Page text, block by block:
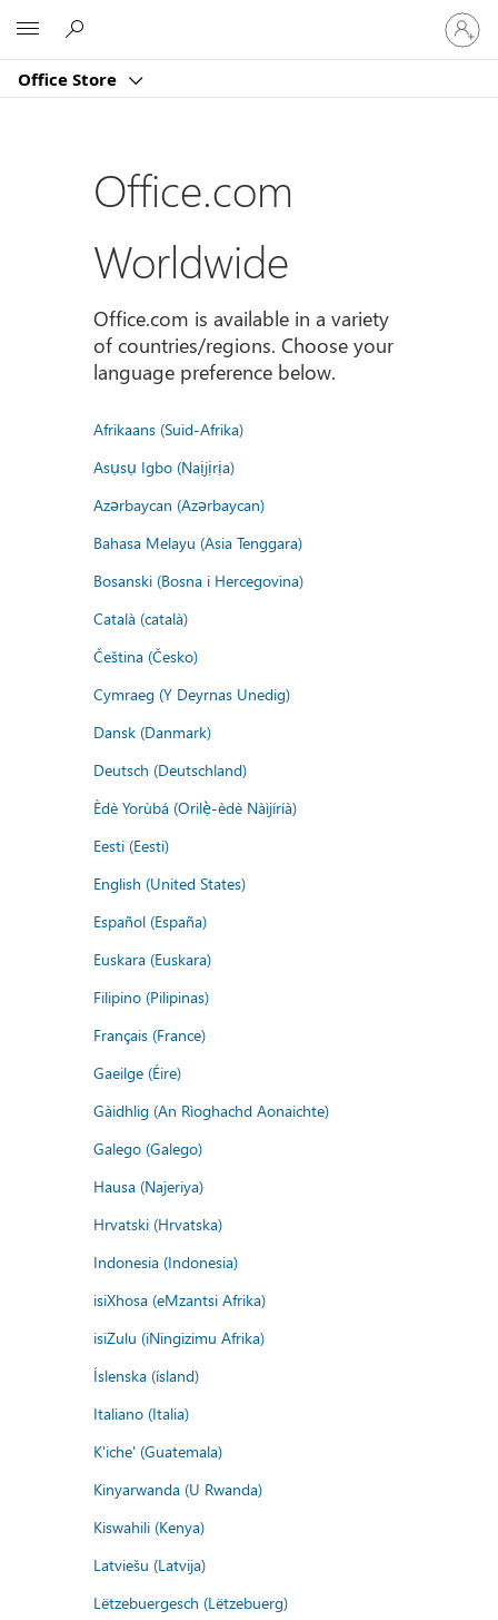
Office Store
Sign
in
to
account
Office.com
Worldwide
Office.com is available in a variety
of countries/regions. Choose your
language preference below.
Afrikaans (Suid-Afrika)
Asụsụ Igbo (Naịjịrịa)
Azərbaycan (Azərbaycan)
Bahasa Melayu (Asia Tenggara)
Bosanski (Bosna i Hercegovina)
Català (català)
Čeština (Česko)
Cymraeg (Y Deyrnas Unedig)
Dansk (Danmark)
Deutsch (Deutschland)
Èdè Yorùbá (Orilẹ̀-èdè Nàìjíríà)
Eesti (Eesti)
English (United States)
Español (España)
Euskara (Euskara)
Filipino (Pilipinas)
Français (France)
Gaeilge (Éire)
Gàidhlig (An Rìoghachd Aonaichte)
Galego (Galego)
Hausa (Najeriya)
Hrvatski (Hrvatska)
Indonesia (Indonesia)
isiXhosa (eMzantsi Afrika)
isiZulu (iNingizimu Afrika)
Íslenska (ísland)
Italiano (Italia)
K'iche' (Guatemala)
Kinyarwanda (U Rwanda)
Kiswahili (Kenya)
Latviešu (Latvija)
Lëtzebuergesch (Lëtzebuerg)